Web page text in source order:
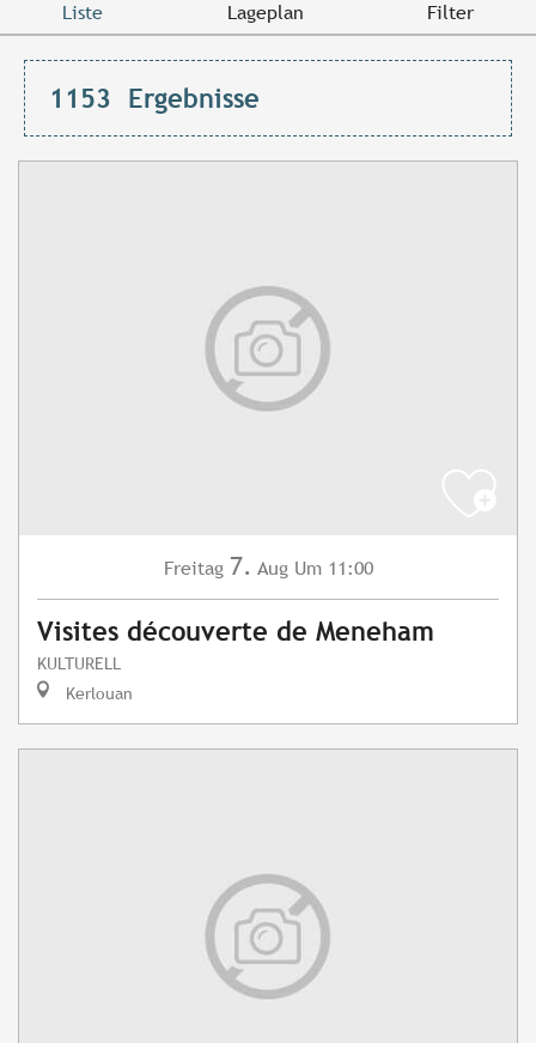
Liste Lageplan Filter
1153 Ergebnisse
Freitag 7. Aug Um 11:00
Visites découverte de Meneham
KULTURELL
Kerlouan